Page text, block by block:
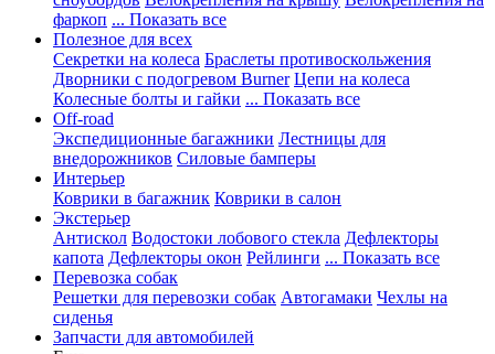
фаркоп ... Показать все
Полезное для всех
Секретки на колеса Браслеты противоскольжения
Дворники с подогревом Burner Цепи на колеса
Колесные болты и гайки ... Показать все
Off-road
Экспедиционные багажники Лестницы для
внедорожников Силовые бамперы
Интерьер
Коврики в багажник Коврики в салон
Экстерьер
Антискол Водостоки лобового стекла Дефлекторы
капота Дефлекторы окон Рейлинги ... Показать все
Перевозка собак
Решетки для перевозки собак Автогамаки Чехлы на
сиденья
Запчасти для автомобилей